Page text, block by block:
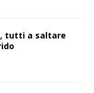
tutti a saltare